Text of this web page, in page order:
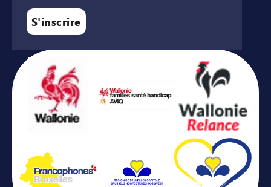
S'inscrire
Avec le soutien de ...